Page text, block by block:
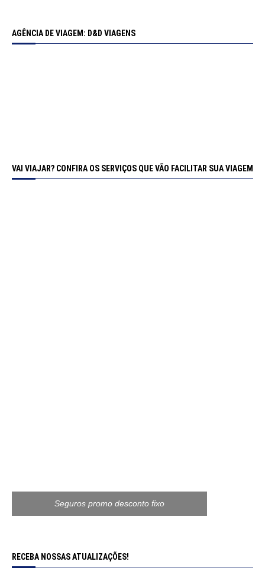
AGÊNCIA DE VIAGEM: D&D VIAGENS
VAI VIAJAR? CONFIRA OS SERVIÇOS QUE VÃO FACILITAR SUA VIAGEM
Seguros promo desconto fixo
RECEBA NOSSAS ATUALIZAÇÕES!